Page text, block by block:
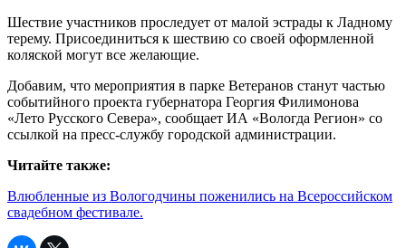
Шествие участников проследует от малой эстрады к Ладному
терему. Присоединиться к шествию со своей оформленной
коляской могут все желающие.
Добавим, что мероприятия в парке Ветеранов станут частью
событийного проекта губернатора Георгия Филимонова
«Лето Русского Севера», сообщает ИА «Вологда Регион» со
ссылкой на пресс-службу городской администрации.
Читайте также:
Влюбленные из Вологодчины поженились на Всероссийском
свадебном фестивале.